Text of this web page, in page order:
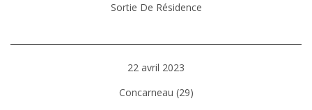
Sortie De Résidence
22 avril 2023
Concarneau (29)